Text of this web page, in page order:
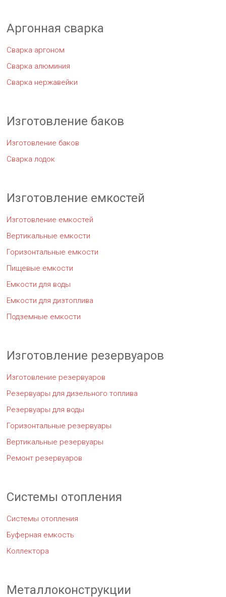
Аргонная сварка
Сварка аргоном
Сварка алюминия
Сварка нержавейки
Изготовление баков
Изготовление баков
Сварка лодок
Изготовление емкостей
Изготовление емкостей
Вертикальные емкости
Горизонтальные емкости
Пищевые емкости
Емкости для воды
Емкости для дизтоплива
Подземные емкости
Изготовление резервуаров
Изготовление резервуаров
Резервуары для дизельного топлива
Резервуары для воды
Горизонтальные резервуары
Вертикальные резервуары
Ремонт резервуаров
Системы отопления
Системы отопления
Буферная емкость
Коллектора
Металлоконструкции